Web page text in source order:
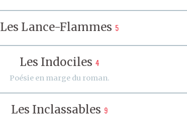
Les Lance-Flammes 5
Les Indociles 4
Poésie en marge du roman.
Les Inclassables 9